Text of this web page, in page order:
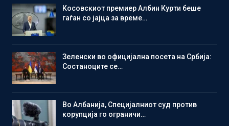
Косовскиот премиер Албин Курти беше
гаѓан со јајца за време…
Зеленски во официјална посета на Србија:
Состаноците се…
Во Албанија, Специјалниот суд против
корупција го ограничи…